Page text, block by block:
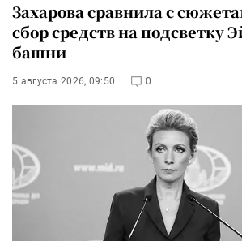
Захарова сравнила с
сбор средств на подсветку
башни
5 августа 2026, 09:50 0